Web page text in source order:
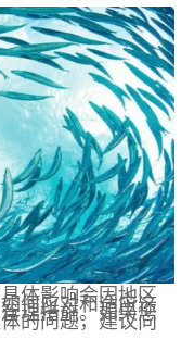
体影响会因地区
何应对和适应这
理措施。如果您
的问题，建议向